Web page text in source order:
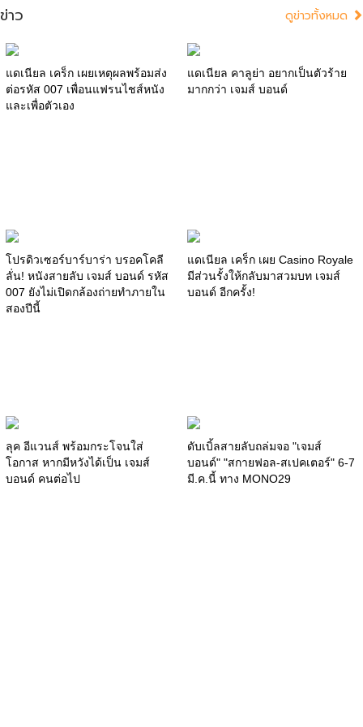
ข่าว ดูข่าวทั้งหมด
แดเนียล เคร็ก เผยเหตุผลพร้อมส่ง
ต่อรหัส 007 เพื่อนแฟรนไชส์หนัง
และเพื่อตัวเอง
แดเนียล คาลูย่า อยากเป็นตัวร้าย
มากกว่า เจมส์ บอนด์
โปรดิวเซอร์บาร์บาร่า บรอคโคลี
ลั่น! หนังสายลับ เจมส์ บอนด์ รหัส
007 ยังไม่เปิดกล้องถ่ายทำภายใน
สองปีนี้
แดเนียล เคร็ก เผย Casino Royale
มีส่วนรั้งให้กลับมาสวมบท เจมส์
บอนด์ อีกครั้ง!
ลุค อีแวนส์ พร้อมกระโจนใส่
โอกาส หากมีหวังได้เป็น เจมส์
บอนด์ คนต่อไป
ดับเบิ้ลสายลับถล่มจอ "เจมส์
บอนด์" "สกายฟอล-สเปคเตอร์" 6-7
มี.ค.นี้ ทาง MONO29